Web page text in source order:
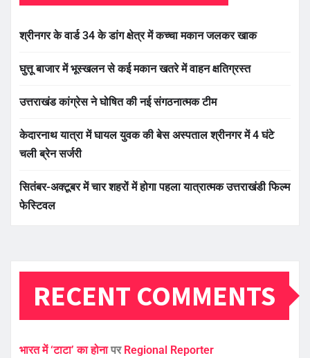
श्रीनगर के वार्ड 34 के डांग क्षेत्र में कच्चा मकान जलकर खाक
घुत्तू बाजार में भूस्खलन से कई मकान खतरे में वाहन क्षतिग्रस्त
उत्तराखंड कांग्रेस ने घोषित की नई संगठनात्मक टीम
केदारनाथ यात्रा में घायल युवक की बेस अस्पताल श्रीनगर में 4 घंटे
चली ब्रेन सर्जरी
सितंबर-अक्टूबर में चार शहरों में होगा पहला यात्रात्मक उत्तराखंडी फिल्म
फेस्टिवल
RECENT COMMENTS
भारत में ‘टाटा’ का होनापर Regional Reporter